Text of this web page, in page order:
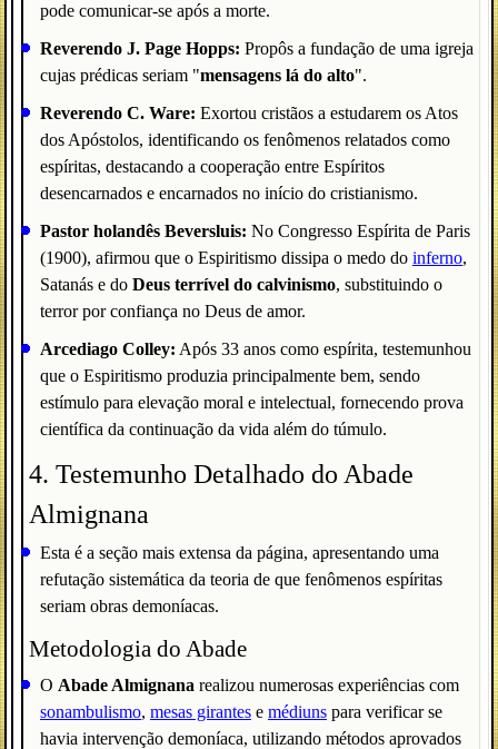
pode comunicar-se após a morte.
Reverendo J. Page Hopps: Propôs a fundação de uma igreja
cujas prédicas seriam "mensagens lá do alto".
Reverendo C. Ware: Exortou cristãos a estudarem os Atos
dos Apóstolos, identificando os fenômenos relatados como
espíritas, destacando a cooperação entre Espíritos
desencarnados e encarnados no início do cristianismo.
Pastor holandês Beversluis: No Congresso Espírita de Paris
(1900), afirmou que o Espiritismo dissipa o medo do inferno,
Satanás e do Deus terrível do calvinismo, substituindo o
terror por confiança no Deus de amor.
Arcediago Colley: Após 33 anos como espírita, testemunhou
que o Espiritismo produzia principalmente bem, sendo
estímulo para elevação moral e intelectual, fornecendo prova
científica da continuação da vida além do túmulo.
4. Testemunho Detalhado do Abade
Almignana
Esta é a seção mais extensa da página, apresentando uma
refutação sistemática da teoria de que fenômenos espíritas
seriam obras demoníacas.
Metodologia do Abade
O Abade Almignana realizou numerosas experiências com
sonambulismo, mesas girantes e médiuns para verificar se
havia intervenção demoníaca, utilizando métodos aprovados